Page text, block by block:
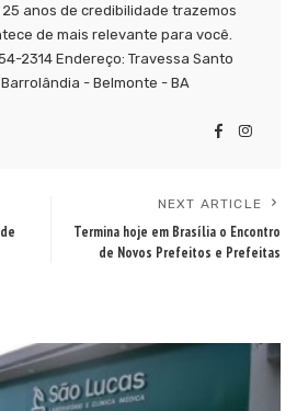
anos de credibilidade trazemos
de mais relevante para você.
2314 Endereço: Travessa Santo
- Belmonte - BA
NEXT ARTICLE
Termina hoje em Brasília o Encontro
de Novos Prefeitos e Prefeitas